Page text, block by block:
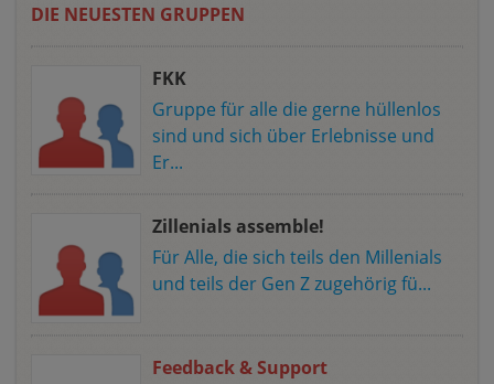
DIE NEUESTEN GRUPPEN
FKK
Gruppe für alle die gerne hüllenlos
sind und sich über Erlebnisse und
Er...
Zillenials assemble!
Für Alle, die sich teils den Millenials
und teils der Gen Z zugehörig fü...
Feedback & Support